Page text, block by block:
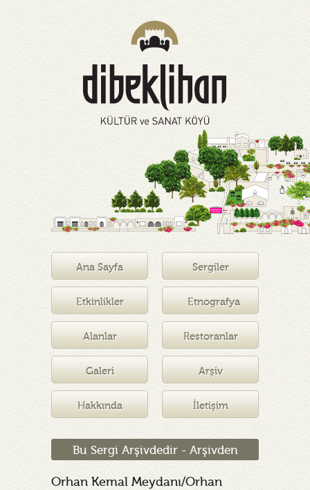
Ana Sayfa Sergiler
Etkinlikler Etnografya
Müzesi
Alanlar Restoranlar
Galeri Arşiv
Hakkında İletişim
Bu Sergi Arşivdedir - Arşivden
Orhan Kemal Meydanı/Orhan